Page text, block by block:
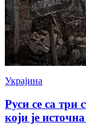
Украјина
Руси се са три
који је